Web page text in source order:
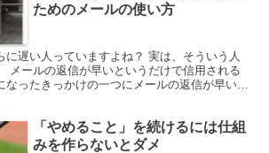
ためのメールの使い方
に遅い人っていますよね？ 実は、そういう人
メールの返信が早いというだけで信用される
なったきっかけの一つにメールの返信が早いと
「やめること」を続けるには仕組
みを作らないとダメ